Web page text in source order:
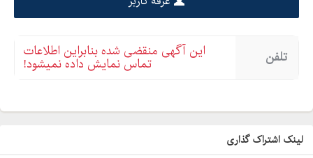
تلفن این آگهی منقضی شده بنابراین اطلاعات
تماس نمایش داده نمیشود!
لینک اشتراک گذاری